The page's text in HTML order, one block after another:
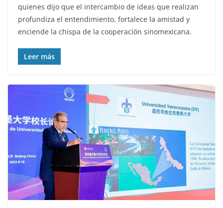
quienes dijo que el intercambio de ideas que realizan
profundiza el entendimiento, fortalece la amistad y
enciende la chispa de la cooperación sinomexicana.
Leer más